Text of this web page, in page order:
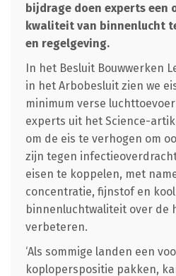
bijdrage doen experts een
kwaliteit van binnenlucht
en regelgeving.
In het Besluit Bouwwerken
in het Arbobesluit zien we
minimum verse
experts uit het Science-
om de eis te verhogen om
zijn tegen
eisen te koppelen, met
concentratie, fijnstof en
binnenluchtwaliteit over de
verbeteren.
‘Als sommige landen een
koploperspositie pakken,